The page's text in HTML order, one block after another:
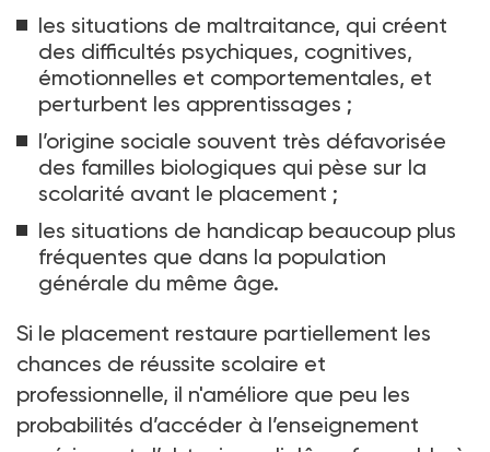
les situations de maltraitance, qui créent
des difficultés psychiques, cognitives,
émotionnelles et comportementales, et
perturbent les apprentissages ;
l’origine sociale souvent très défavorisée
des familles biologiques qui pèse sur la
scolarité avant le placement ;
les situations de handicap beaucoup plus
fréquentes que dans la population
générale du même âge.
Si le placement restaure partiellement les
chances de réussite scolaire et
professionnelle, il n'améliore que peu les
probabilités d’accéder à l’enseignement